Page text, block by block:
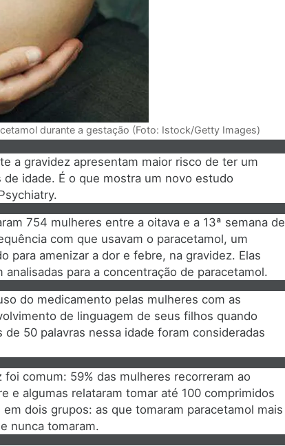
durante a gestação (Foto: Istock/Getty Images)
a gravidez apresentam maior risco de ter um
idade. É o que mostra um novo estudo
754 mulheres entre a oitava e a 13ª semana de
com que usavam o paracetamol, um
para amenizar a dor e febre, na gravidez. Elas
para a concentração de paracetamol.
do medicamento pelas mulheres com as
de linguagem de seus filhos quando
50 palavras nessa idade foram consideradas
comum: 59% das mulheres recorreram ao
e algumas relataram tomar até 100 comprimidos
dois grupos: as que tomaram paracetamol mais
nunca tomaram.